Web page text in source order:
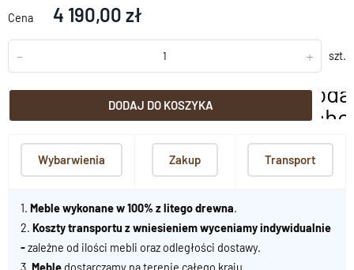
Cena 4 190,00 zł
- + szt.
DODAJ DO KOSZYKA
Wybarwienia Zakup Transport
1. Meble wykonane w 100% z litego drewna.
2. Koszty transportu z wniesieniem wyceniamy indywidualnie
-zależne od ilości mebli oraz odległości dostawy.
3. Meble dostarczamy na terenie całego kraju.